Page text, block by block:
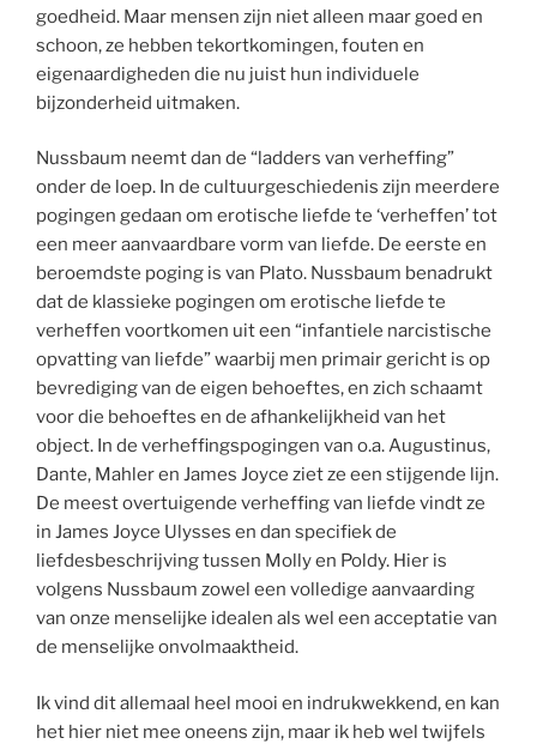
goedheid. Maar mensen zijn niet alleen maar goed en
schoon, ze hebben tekortkomingen, fouten en
eigenaardigheden die nu juist hun individuele
bijzonderheid uitmaken.
Nussbaum neemt dan de “ladders van verheffing”
onder de loep. In de cultuurgeschiedenis zijn meerdere
pogingen gedaan om erotische liefde te ‘verheffen’ tot
een meer aanvaardbare vorm van liefde. De eerste en
beroemdste poging is van Plato. Nussbaum benadrukt
dat de klassieke pogingen om erotische liefde te
verheffen voortkomen uit een “infantiele narcistische
opvatting van liefde” waarbij men primair gericht is op
bevrediging van de eigen behoeftes, en zich schaamt
voor die behoeftes en de afhankelijkheid van het
object. In de verheffingspogingen van o.a. Augustinus,
Dante, Mahler en James Joyce ziet ze een stijgende lijn.
De meest overtuigende verheffing van liefde vindt ze
in James Joyce Ulysses en dan specifiek de
liefdesbeschrijving tussen Molly en Poldy. Hier is
volgens Nussbaum zowel een volledige aanvaarding
van onze menselijke idealen als wel een acceptatie van
de menselijke onvolmaaktheid.
Ik vind dit allemaal heel mooi en indrukwekkend, en kan
het hier niet mee oneens zijn, maar ik heb wel twijfels